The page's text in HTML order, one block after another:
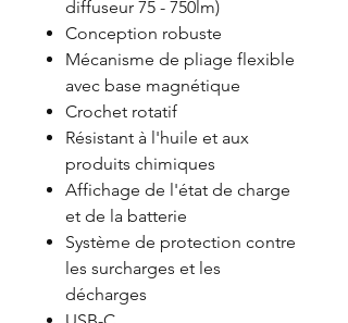
diffuseur 75 - 750lm)
Conception robuste
Mécanisme de pliage flexible
avec base magnétique
Crochet rotatif
Résistant à l'huile et aux
produits chimiques
Affichage de l'état de charge
et de la batterie
Système de protection contre
les surcharges et les
décharges